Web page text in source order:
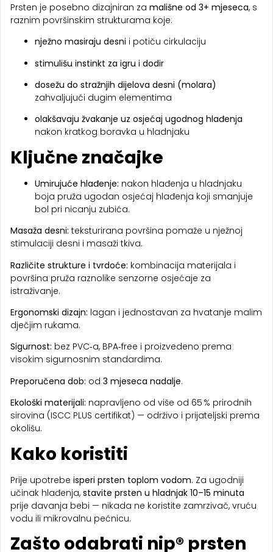
Prsten je posebno dizajniran za mališne od 3+ mjeseca, s
raznim površinskim strukturama koje:
nježno masiraju desni i potiču cirkulaciju
stimulišu instinkt za igru i dodir
dosežu do stražnjih dijelova desni (molara)
zahvaljujući dugim elementima
olakšavaju žvakanje uz osjećaj ugodnog hlađenja
nakon kratkog boravka u hladnjaku
Ključne značajke
Umirujuće hlađenje: nakon hlađenja u hladnjaku
boja pruža ugodan osjećaj hlađenja koji smanjuje
bol pri nicanju zubića.
Masaža desni: teksturirana površina pomaže u nježnoj
stimulaciji desni i masaži tkiva.
Različite strukture i tvrdoće: kombinacija materijala i
površina pruža raznolike senzorne osjećaje za
istraživanje.
Ergonomski dizajn: lagan i jednostavan za hvatanje malim
dječjim rukama.
Sigurnost: bez PVC‑a, BPA‑free i proizvedeno prema
visokim sigurnosnim standardima.
Preporučena dob: od 3 mjeseca nadalje.
Ekološki materijali: napravljeno od više od 65 % prirodnih
sirovina (ISCC PLUS certifikat) — održivo i prijateljski prema
okolišu.
Kako koristiti
Prije upotrebe isperi prsten toplom vodom. Za ugodniji
učinak hlađenja, stavite prsten u hladnjak 10–15 minuta
prije davanja bebi — nikada ne koristite zamrzivač, vruću
vodu ili mikrovalnu pećnicu.
Zašto odabrati nip® prsten